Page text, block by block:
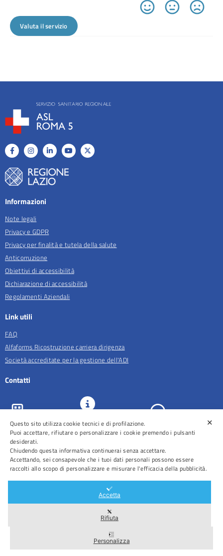
Valuta il servizio
Informazioni
Note legali
Privacy e GDPR
Privacy per finalità e tutela della salute
Anticorruzione
Obiettivi di accessibilità
Dichiarazione di accessibilità
Regolamenti Aziendali
Link utili
FAQ
Alfaforms Ricostruzione carriera dirigenza
Società accreditate per la gestione dell'ADI
Contatti
ASL Roma 5
URP e
Comunicazione
Prenotazioni
Area Riservata
2026 © Tutti i diritti riservati – ASL Roma 5
✕
Questo sito utilizza cookie tecnici e di profilazione.
Puoi accettare, rifiutare o personalizzare i cookie premendo i pulsanti
desiderati.
Chiudendo questa informativa continuerai senza accettare.
Accettando, sei consapevole che i tuoi dati personali possono essere
raccolti allo scopo di personalizzare e misurare l'efficacia della pubblicità.
Accetta
Rifiuta
Personalizza